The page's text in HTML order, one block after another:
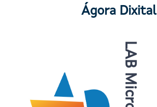
Ágora Dixital